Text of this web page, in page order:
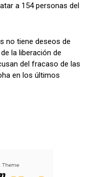
a 154 personas del
no tiene deseos de
la liberación de
del fracaso de las
en los últimos